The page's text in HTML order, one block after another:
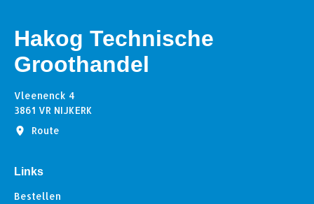
Hakog Technische
Groothandel
Vleenenck 4
3861 VR NIJKERK
Route
Links
Bestellen